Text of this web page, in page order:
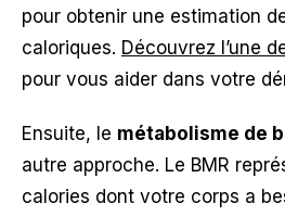
pour obtenir une estimation
caloriques. Découvrez l’une
pour vous aider dans votre
Ensuite, le métabolisme de
autre approche. Le BMR
calories dont votre corps a